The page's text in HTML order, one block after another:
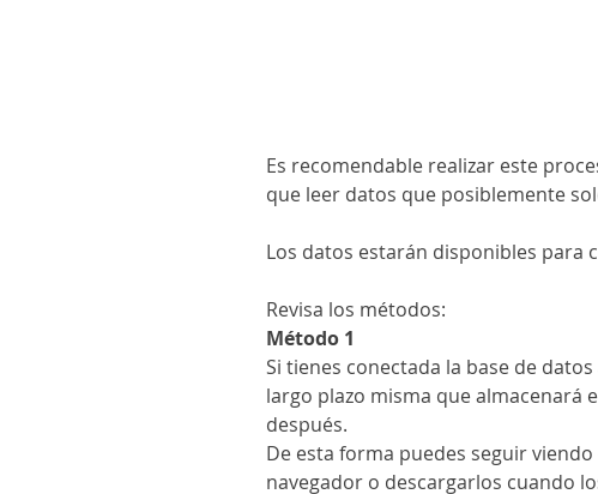
Es recomendable realizar este
que leer datos que posiblemente
Los datos estarán disponibles para
Revisa los métodos:
Método 1
Si tienes conectada la base de
largo plazo misma que almacenará
después.
De esta forma puedes seguir
navegador o descargarlos cuando